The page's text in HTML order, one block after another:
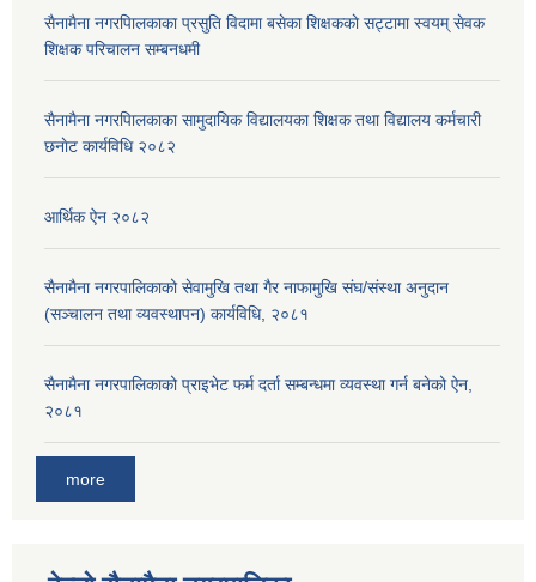
सैनामैना नगरपािलकाका प्रसुति विदामा बसेका शिक्षककाे सट्टामा स्वयम् सेवक
शिक्षक परिचालन सम्बनधमी
सैनामैना नगरपािलकाका सामुदायिक विद्यालयका शिक्षक तथा विद्यालय कर्मचारी
छनाेट कार्यविधि २०८२
आर्थिक ऐन २०८२
सैनामैना नगरपालिकाको सेवामुखि तथा गैर नाफामुखि संघ/संस्था अनुदान
(सञ्चालन तथा व्यवस्थापन) कार्यविधि, २०८१
सैनामैना नगरपालिकाको प्राइभेट फर्म दर्ता सम्बन्धमा व्यवस्था गर्न बनेको ऐन,
२०८१
more